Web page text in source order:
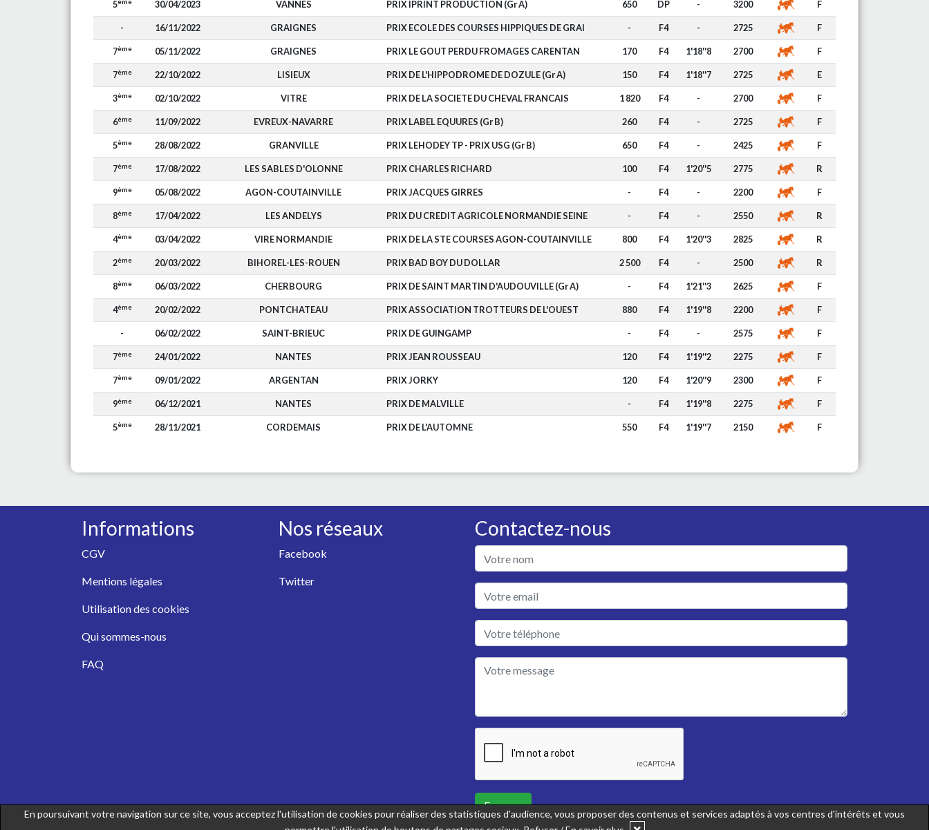
5ème 30/04/2023 VANNES PRIX IPRINT PRODUCTION (Gr A) 650 DP - 3200 F
- 16/11/2022 GRAIGNES PRIX ECOLE DES COURSES HIPPIQUES DE GRAI - F4 - 2725 F
7ème 05/11/2022 GRAIGNES PRIX LE GOUT PERDU FROMAGES CARENTAN 170 F4 1'18''8 2700 F
7ème 22/10/2022 LISIEUX PRIX DE L'HIPPODROME DE DOZULE (Gr A) 150 F4 1'18''7 2725 E
3ème 02/10/2022 VITRE PRIX DE LA SOCIETE DU CHEVAL FRANCAIS 1 820 F4 - 2700 F
6ème 11/09/2022 EVREUX-NAVARRE PRIX LABEL EQUURES (Gr B) 260 F4 - 2725 F
5ème 28/08/2022 GRANVILLE PRIX LEHODEY TP - PRIX USG (Gr B) 650 F4 - 2425 F
7ème 17/08/2022 LES SABLES D'OLONNE PRIX CHARLES RICHARD 100 F4 1'20''5 2775 R
9ème 05/08/2022 AGON-COUTAINVILLE PRIX JACQUES GIRRES - F4 - 2200 F
8ème 17/04/2022 LES ANDELYS PRIX DU CREDIT AGRICOLE NORMANDIE SEINE - F4 - 2550 R
4ème 03/04/2022 VIRE NORMANDIE PRIX DE LA STE COURSES AGON-COUTAINVILLE 800 F4 1'20''3 2825 R
2ème 20/03/2022 BIHOREL-LES-ROUEN PRIX BAD BOY DU DOLLAR 2 500 F4 - 2500 R
8ème 06/03/2022 CHERBOURG PRIX DE SAINT MARTIN D'AUDOUVILLE (Gr A) - F4 1'21''3 2625 F
4ème 20/02/2022 PONTCHATEAU PRIX ASSOCIATION TROTTEURS DE L'OUEST 880 F4 1'19''8 2200 F
- 06/02/2022 SAINT-BRIEUC PRIX DE GUINGAMP - F4 - 2575 F
7ème 24/01/2022 NANTES PRIX JEAN ROUSSEAU 120 F4 1'19''2 2275 F
7ème 09/01/2022 ARGENTAN PRIX JORKY 120 F4 1'20''9 2300 F
9ème 06/12/2021 NANTES PRIX DE MALVILLE - F4 1'19''8 2275 F
5ème 28/11/2021 CORDEMAIS PRIX DE L'AUTOMNE 550 F4 1'19''7 2150 F
Informations
CGV
Mentions légales
Utilisation des cookies
Qui sommes-nous
FAQ
Nos réseaux
Facebook
Twitter
Contactez-nous
Envoyer
En poursuivant votre navigation sur ce site, vous acceptez l'utilisation de cookies pour réaliser des statistiques d'audience, vous proposer des contenus et services adaptés à vos centres d'intérêts et vous